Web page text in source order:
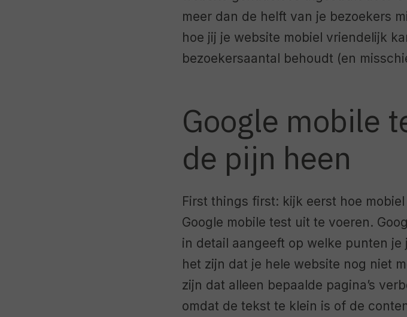
meer dan de helft van je bezoekers
hoe jij je website mobiel vriendelijk
bezoekersaantal behoudt (en
Google mobile
de pijn heen
First things first: kijk eerst hoe
Google mobile test uit te voeren.
in detail aangeeft op welke punten
het zijn dat je hele website nog niet
zijn dat alleen bepaalde pagina’s
omdat de tekst te klein is of de